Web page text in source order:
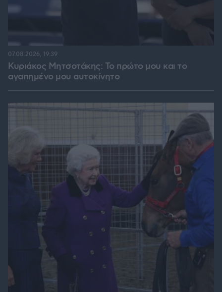
Κυριάκος Μητσοτάκης: Το πρώτο μου και το
αγαπημένο μου αυτοκίνητο
07.08.2026, 19:39